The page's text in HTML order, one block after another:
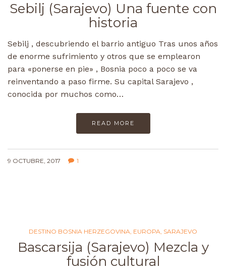
Sebilj (Sarajevo) Una fuente con
historia
Sebilj , descubriendo el barrio antiguo Tras unos años
de enorme sufrimiento y otros que se emplearon
para «ponerse en pie» , Bosnia poco a poco se va
reinventando a paso firme. Su capital Sarajevo ,
conocida por muchos como…
READ MORE
9 OCTUBRE, 2017 1
DESTINO BOSNIA HERZEGOVINA, EUROPA, SARAJEVO
Bascarsija (Sarajevo) Mezcla y
fusión cultural